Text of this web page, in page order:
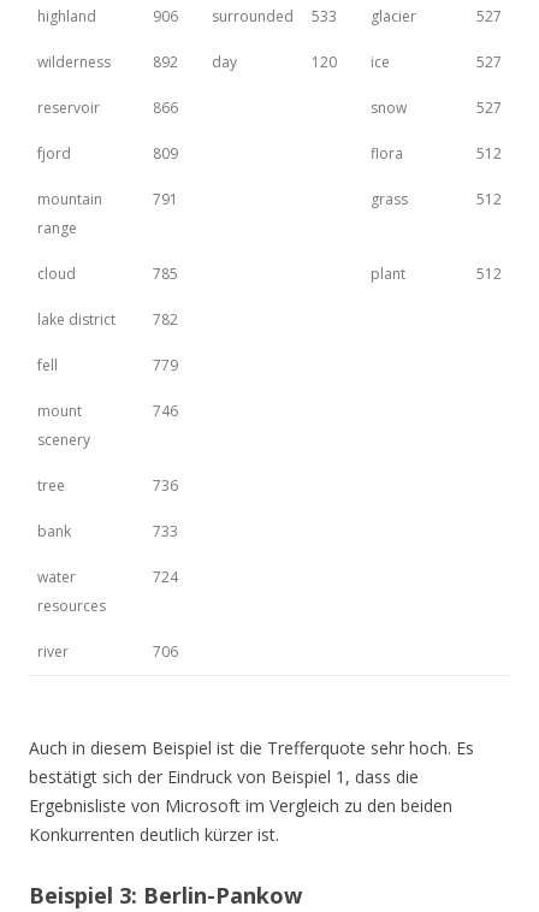
highland 906 surrounded 533 glacier 527
wilderness 892 day 120 ice 527
reservoir 866 snow 527
fjord 809 flora 512
mountain
range
791 grass 512
cloud 785 plant 512
lake district 782
fell 779
mount
scenery
746
tree 736
bank 733
water
resources
724
river 706
Auch in diesem Beispiel ist die Trefferquote sehr hoch. Es
bestätigt sich der Eindruck von Beispiel 1, dass die
Ergebnisliste von Microsoft im Vergleich zu den beiden
Konkurrenten deutlich kürzer ist.
Beispiel 3: Berlin-Pankow